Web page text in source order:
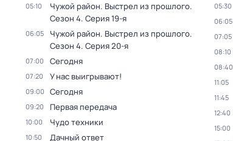
05:10 Чужой район. Выстрел из прошлого.
Сезон 4. Серия 19-я
06:05 Чужой район. Выстрел из прошлого.
Сезон 4. Серия 20-я
07:00 Сегодня
07:20 У нас выигрывают!
09:00 Сегодня
09:20 Первая передача
10:00 Чудо техники
10:50 Дачный ответ
05:30
06:05
07:05
08:10
08:40
11:05
11:45
12:40
15:00